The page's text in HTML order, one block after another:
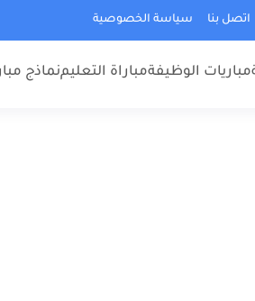
اتصل بنا سياسة الخصوصية
مباريات الوظيفةمباراة التعليمنماذج